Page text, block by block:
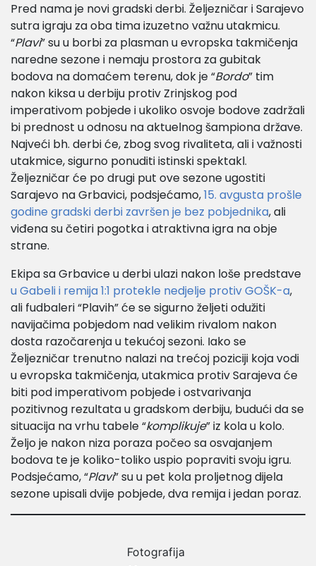
Pred nama je novi gradski derbi. Željezničar i Sarajevo
sutra igraju za oba tima izuzetno važnu utakmicu.
“Plavi” su u borbi za plasman u evropska takmičenja
naredne sezone i nemaju prostora za gubitak
bodova na domaćem terenu, dok je “Bordo” tim
nakon kiksa u derbiju protiv Zrinjskog pod
imperativom pobjede i ukoliko osvoje bodove zadržali
bi prednost u odnosu na aktuelnog šampiona države.
Najveći bh. derbi će, zbog svog rivaliteta, ali i važnosti
utakmice, sigurno ponuditi istinski spektakl.
Željezničar će po drugi put ove sezone ugostiti
Sarajevo na Grbavici, podsjećamo,15. avgusta prošle
godine gradski derbi završen je bez pobjednika, ali
viđena su četiri pogotka i atraktivna igra na obje
strane.
Ekipa sa Grbavice u derbi ulazi nakon loše predstave
u Gabeli i remija 1:1 protekle nedjelje protiv GOŠK-a,
ali fudbaleri “Plavih” će se sigurno željeti odužiti
navijačima pobjedom nad velikim rivalom nakon
dosta razočarenja u tekućoj sezoni. Iako se
Željezničar trenutno nalazi na trećoj poziciji koja vodi
u evropska takmičenja, utakmica protiv Sarajeva će
biti pod imperativom pobjede i ostvarivanja
pozitivnog rezultata u gradskom derbiju, budući da se
situacija na vrhu tabele “komplikuje” iz kola u kolo.
Željo je nakon niza poraza počeo sa osvajanjem
bodova te je koliko-toliko uspio popraviti svoju igru.
Podsjećamo, “Plavi” su u pet kola proljetnog dijela
sezone upisali dvije pobjede, dva remija i jedan poraz.
Fotografija